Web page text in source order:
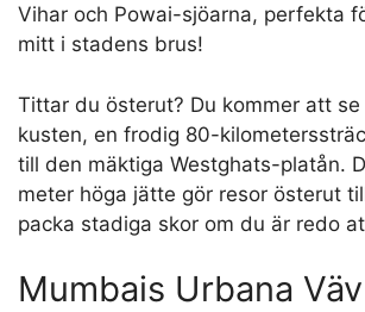
Arabiska havet längs Indiens
Utbredd över ön Salsette, slår
smal halvö i söder, medan dess
samman i förorter som Thane. Med
genomsnittlig höjd på bara 11 meter
meter höga topparna i Sanjay